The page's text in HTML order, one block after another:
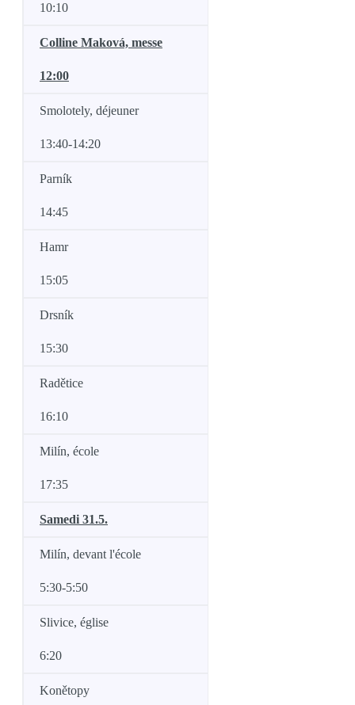
10:10
Colline Maková, messe
12:00
Smolotely, déjeuner
13:40-14:20
Parník
14:45
Hamr
15:05
Drsník
15:30
Radětice
16:10
Milín, école
17:35
Samedi 31.5.
Milín, devant l'école
5:30-5:50
Slivice, église
6:20
Konětopy